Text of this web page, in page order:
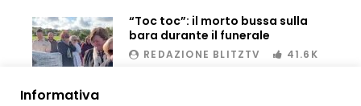
valanghe e proteggere i turisti
viadotto
00:02
“Toc toc”: il morto bussa sulla
bara durante il funerale
REDAZIONE BLITZTV 41.6K
Informativa